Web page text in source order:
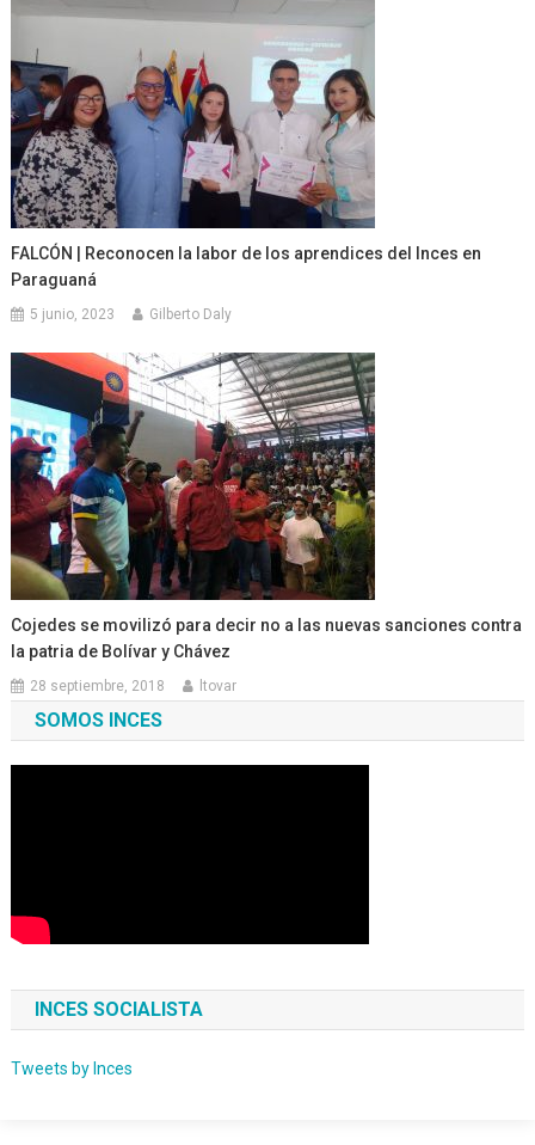
FALCÓN | Reconocen la labor de los aprendices del Inces en
Paraguaná
5 junio, 2023 Gilberto Daly
Cojedes se movilizó para decir no a las nuevas sanciones contra
la patria de Bolívar y Chávez
28 septiembre, 2018 ltovar
SOMOS INCES
INCES SOCIALISTA
Tweets by Inces